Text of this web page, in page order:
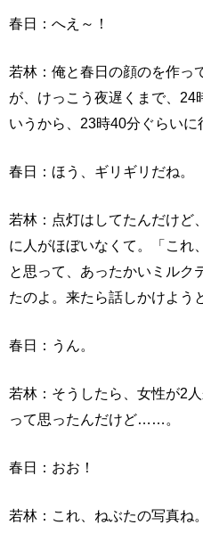
春日：へえ～！
若林：俺と春日の顔のを作っ
が、けっこう夜遅くまで、24
いうから、23時40分ぐらいに
春日：ほう、ギリギリだね。
若林：点灯はしてたんだけど
に人がほぼいなくて。「これ
と思って、あったかいミルク
たのよ。来たら話しかけよう
春日：うん。
若林：そうしたら、女性が2
って思ったんだけど……。
春日：おお！
若林：これ、ねぶたの写真ね。